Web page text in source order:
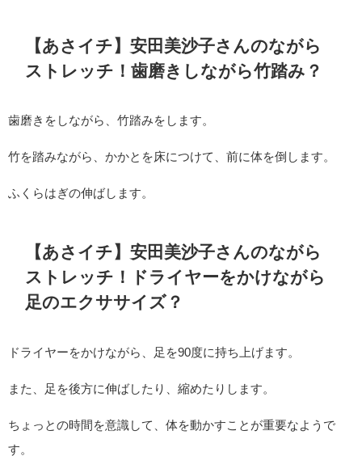
【あさイチ】安田美沙子さんのながら
ストレッチ！歯磨きしながら竹踏み？
歯磨きをしながら、竹踏みをします。
竹を踏みながら、かかとを床につけて、前に体を倒します。
ふくらはぎの伸ばします。
【あさイチ】安田美沙子さんのながら
ストレッチ！ドライヤーをかけながら
足のエクササイズ？
ドライヤーをかけながら、足を90度に持ち上げます。
また、足を後方に伸ばしたり、縮めたりします。
ちょっとの時間を意識して、体を動かすことが重要なようで
す。